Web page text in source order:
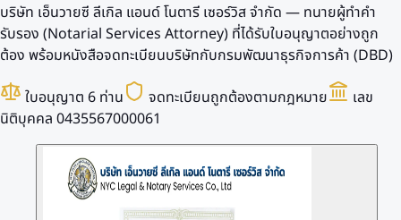
บริษัท เอ็นวายซี ลีเกิล แอนด์ โนตารี เซอร์วิส จำกัด — ทนายผู้ทำคำ
รับรอง (Notarial Services Attorney) ที่ได้รับใบอนุญาตอย่างถูก
ต้อง พร้อมหนังสือจดทะเบียนบริษัทกับกรมพัฒนาธุรกิจการค้า (DBD)
ใบอนุญาต 6 ท่าน
จดทะเบียนถูกต้องตามกฎหมาย
เลข
นิติบุคคล 0435567000061